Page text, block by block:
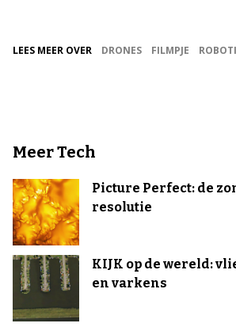
LEES MEER OVER DRONES FILMPJE
Meer Tech
Picture Perfect: de
resolutie
KIJK op de wereld:
en varkens